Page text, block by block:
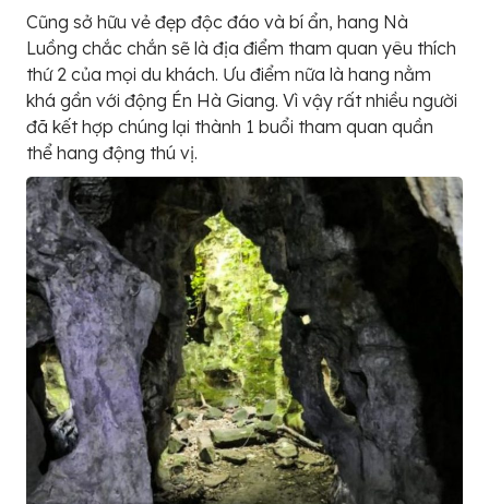
Cũng sở hữu vẻ đẹp độc đáo và bí ẩn, hang Nà
Luồng chắc chắn sẽ là địa điểm tham quan yêu thích
thứ 2 của mọi du khách. Ưu điểm nữa là hang nằm
khá gần với động Én Hà Giang. Vì vậy rất nhiều người
đã kết hợp chúng lại thành 1 buổi tham quan quần
thể hang động thú vị.